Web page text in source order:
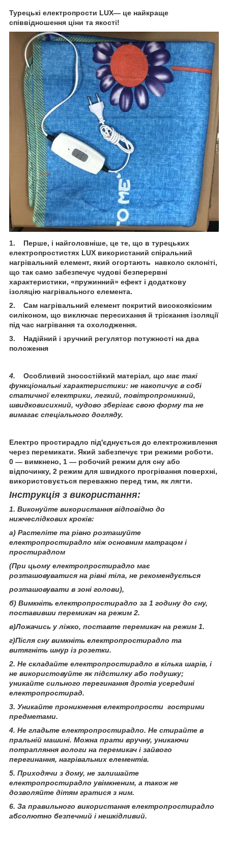
Турецькі електропрости LUX— це найкраще
співвідношення ціни та якості!
1.
Перше, і найголовніше, це те, що в турецьких
електропростистях LUX використаний спіральний
нагрівальний елемент, який огортають навколо склоніті,
що так само забезпечує чудові безперервні
характеристики, «пружинний» ефект і додаткову
ізоляцію нагрівального елемента.
2.
Сам нагрівальний елемент покритий високоякісним
силіконом, що виключає пересихання й тріскання ізоляції
під час нагрівання та охолодження.
3.
Надійний і зручний регулятор потужності на два
положення
4. Особливий зносостійкий матеріал, що має такі
функціональні характеристики: не накопичує в собі
статичної електрики, легкий, повітропроникний,
швидковисихний, чудово зберігає свою форму та не
вимагає спеціального догляду.
Електро простирадло під'єднується до електроживлення
через перемикати. Який забезпечує три режими роботи.
0 — вимкнено, 1 — робочий режим для сну або
відпочинку, 2 режим для швидкого прогрівання поверхні,
використовується переважно перед тим, як лягти.
Інструкція з використання:
1. Виконуйте використання відповідно до
нижчеслідкових кроків:
а) Растеліте та рівно розташуйте
електропростирадло між основним матрацом і
простирадлом
(При цьому електропростирадло має
розташовуватися на рівні тіла, не рекомендується
розташовувати в зоні голови),
б) Вимкніть електропростирадло за 1 годину до сну,
поставивши перемикач на режим 2.
в)Ложачись у ліжко, поставте перемикач на режим 1.
г)Після сну вимкніть електропростирадло та
витягніть шнур із розетки.
2. Не складайте електропростирадло в кілька шарів, і
не використовуйте як підстилку або подушку;
уникайте сильного перегинання дротів усередині
електропростирад.
3. Уникайте проникнення електропрости гострими
предметами.
4. Не гладьте електропростирадло. Не стирайте в
пральній машині. Можна прати вручну, уникаючи
потрапляння вологи на перемикач і зайвого
перегинання, нагрівальних елементів.
5. Приходячи з дому, не залишайте
електропростирадло увімкненим, а також не
дозволяйте дітям гратися з ним.
6. За правильного використання електропростирадло
абсолютно безпечний і нешкідливий.